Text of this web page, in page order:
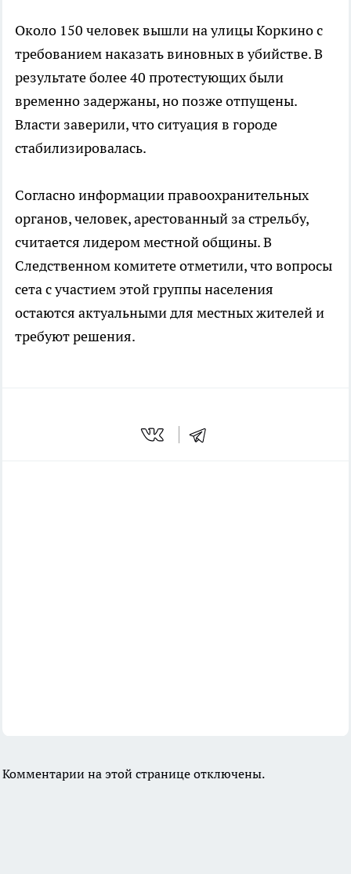
Около 150 человек вышли на улицы Коркино с
требованием наказать виновных в убийстве. В
результате более 40 протестующих были
временно задержаны, но позже отпущены.
Власти заверили, что ситуация в городе
стабилизировалась.
Согласно информации правоохранительных
органов, человек, арестованный за стрельбу,
считается лидером местной общины. В
Следственном комитете отметили, что вопросы
сета с участием этой группы населения
остаются актуальными для местных жителей и
требуют решения.
Комментарии на этой странице отключены.